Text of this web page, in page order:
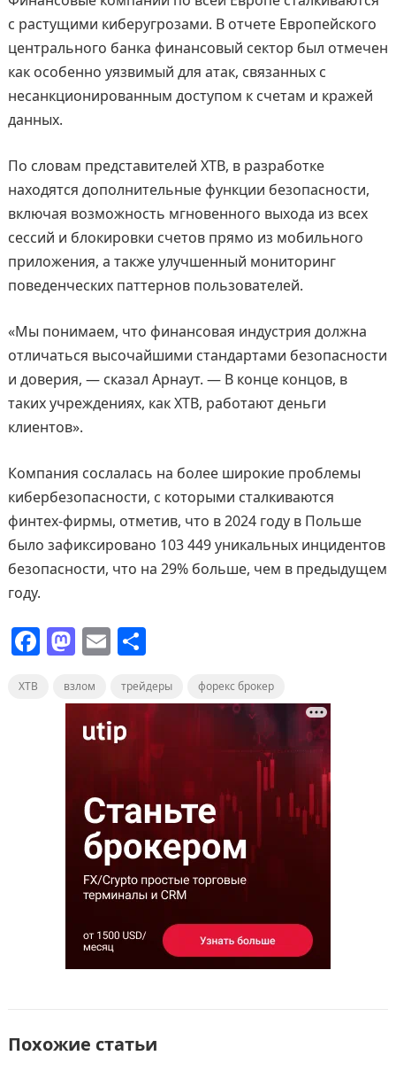
с растущими киберугрозами. В отчете Европейского
центрального банка финансовый сектор был отмечен
как особенно уязвимый для атак, связанных с
несанкционированным доступом к счетам и кражей
данных.
По словам представителей XTB, в разработке
находятся дополнительные функции безопасности,
включая возможность мгновенного выхода из всех
сессий и блокировки счетов прямо из мобильного
приложения, а также улучшенный мониторинг
поведенческих паттернов пользователей.
«Мы понимаем, что финансовая индустрия должна
отличаться высочайшими стандартами безопасности
и доверия, — сказал Арнаут. — В конце концов, в
таких учреждениях, как XTB, работают деньги
клиентов».
Компания сослалась на более широкие проблемы
кибербезопасности, с которыми сталкиваются
финтех-фирмы, отметив, что в 2024 году в Польше
было зафиксировано 103 449 уникальных инцидентов
безопасности, что на 29% больше, чем в предыдущем
году.
F
a
M
a
st
o
d
n
E
m
ai
l
О
п
р
а
в
и
т
ь
XTB взлом трейдеры форекс брокер
Похожие статьи